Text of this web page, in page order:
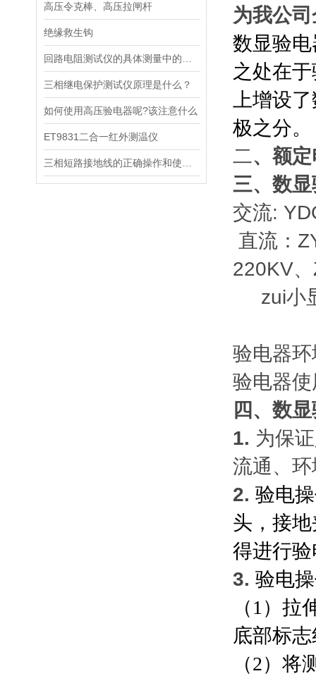
高压令克棒、高压拉闸杆
绝缘救生钩
三相继电保护测试仪原理是什么？
如何使用高压验电器呢?该注意什么
ET9831二合一红外测温仪
为我公
数显验
之处在
上增设
极之分。
二、额
三、数
交流:
直流：
220KV
zui小
验电器
验电器
四、数
1. 为保
流通、
2. 验电
头，接
得进行
3. 验电
（1）
底部标
（2）